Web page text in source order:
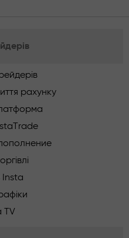
рахунку
Insta
TV